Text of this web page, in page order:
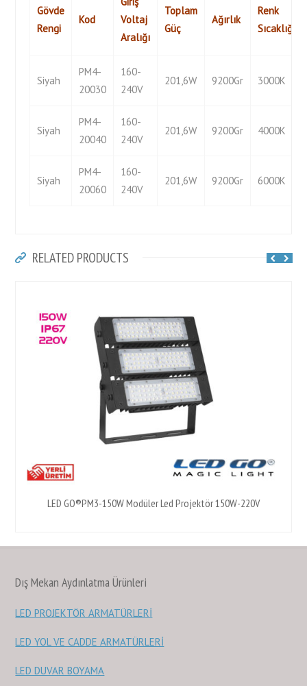
Gövde
Rengi
Kod
Voltaj
Aralığı
Toplam
Güç
Ağırlık
Renk
Sıcaklığı
Siyah
PM4-
20030
160-
240V
201,6W 9200Gr 3000K
Siyah
PM4-
20040
160-
240V
201,6W 9200Gr 4000K
Siyah
PM4-
20060
160-
240V
201,6W 9200Gr 6000K
RELATED PRODUCTS
LED GO®PM3-150W Modüler Led Projektör 150W-220V
Dış Mekan Aydınlatma Ürünleri
LED PROJEKTÖR ARMATÜRLERİ
LED YOL VE CADDE ARMATÜRLERİ
LED DUVAR BOYAMA